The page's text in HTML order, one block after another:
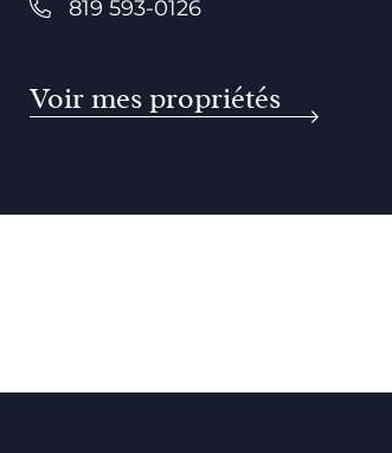
819 593-0126
Voir mes propriétés